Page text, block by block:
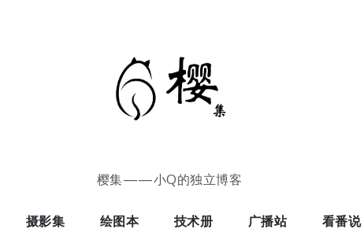
樱集——小Q的独立博客
摄影集 绘图本 技术册 广播站 看番说